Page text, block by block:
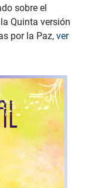
sobre el
Quinta versión
por la Paz, ver